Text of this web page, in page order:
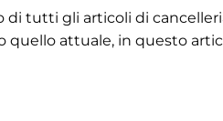
tutti gli articoli di
attuale, in questo